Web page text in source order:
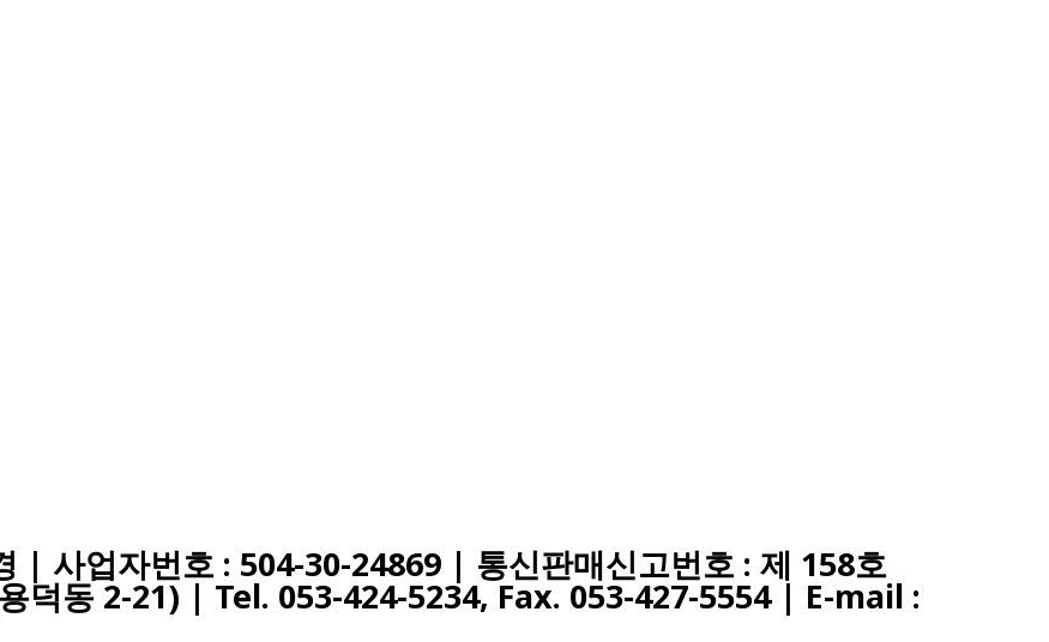
| 사업자번호 : 504-30-24869 | 통신판매신고번호 : 제 158호
덕동 2-21) | Tel. 053-424-5234, Fax. 053-427-5554| E-mail :